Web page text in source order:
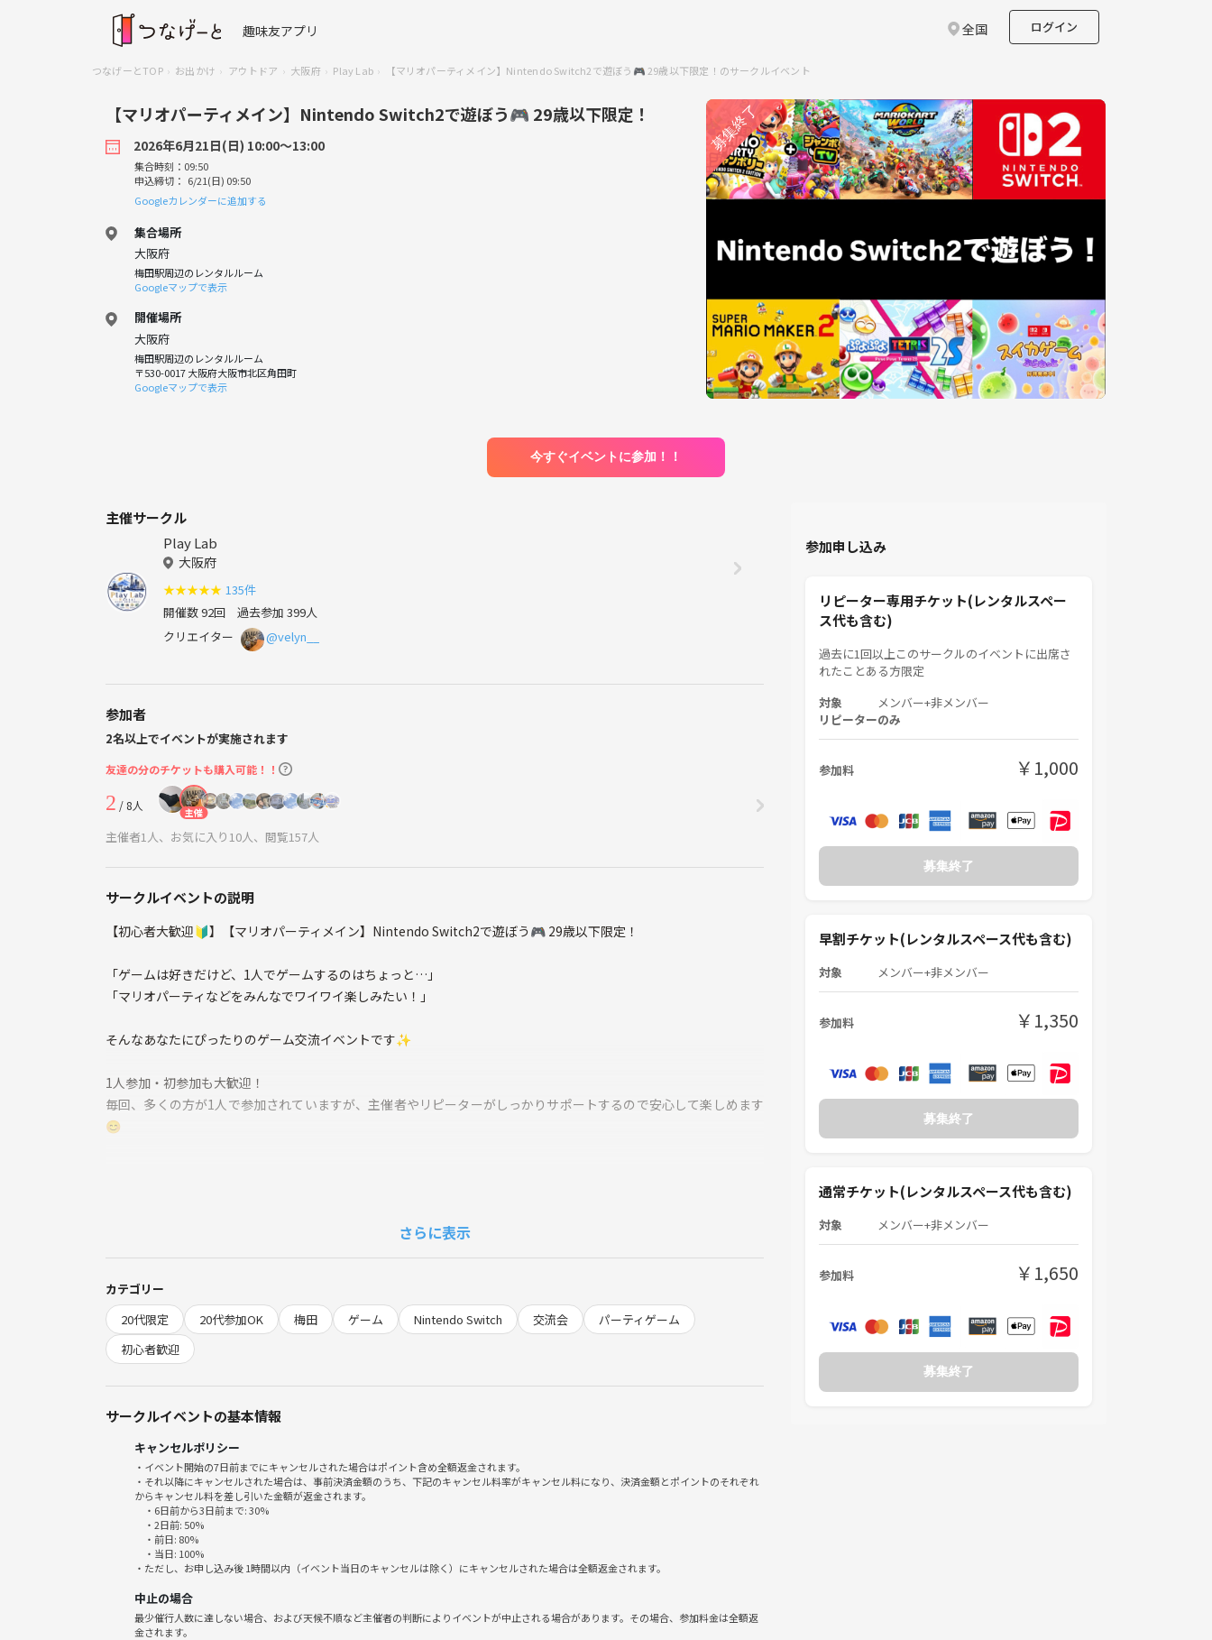
趣味友アプリ 全国 ログイン
つなげーとTOP お出かけ アウトドア 大阪府 Play Lab 【マリオパーティメイン】Nintendo Switch2で遊ぼう🎮 29歳以下限定！のサークルイベント
【マリオパーティメイン】Nintendo Switch2で遊ぼう🎮 29歳以下限定！
2026年6月21日(日) 10:00〜13:00
集合時刻：09:50
申込締切： 6/21(日) 09:50
Googleカレンダーに追加する
集合場所
大阪府
梅田駅周辺のレンタルルーム
Googleマップで表示
開催場所
大阪府
梅田駅周辺のレンタルルーム
〒530-0017 大阪府大阪市北区角田町
Googleマップで表示
今すぐイベントに参加！！
主催サークル
Play Lab
大阪府
★★★★★ 135件
開催数 92回 過去参加 399人
クリエイター
@velyn__
参加者
2名以上でイベントが実施されます
友達の分のチケットも購入可能！！
2 / 8人 主催
主催者1人、お気に入り10人、閲覧157人
サークルイベントの説明
【初心者大歓迎🔰】【マリオパーティメイン】Nintendo Switch2で遊ぼう🎮 29歳以下限定！
「ゲームは好きだけど、1人でゲームするのはちょっと…」
「マリオパーティなどをみんなでワイワイ楽しみたい！」
そんなあなたにぴったりのゲーム交流イベントです✨
1人参加・初参加も大歓迎！
毎回、多くの方が1人で参加されていますが、主催者やリピーターがしっかりサポートするので安心して楽しめます
😊
梅田駅付近のレンタルルーム
（※レンタルルームの場所はイベント当日の朝、参加者の方に別途ご案内します）
🎯 内容
Nintendo Switch2を使ったゲーム交流会
・マリオパーティジャンボリー
・マリオカートワールド
・スーパーマリオメーカー
・ぷよぷよテトリス
・スイカゲーム
ボードゲームではなく、Switchのみのイベントとなります！
参加チケットにレンタルスペース代も含まれております！
※今回レンタルルームでの開催となるため、参加申し込み後のキャンセルはなるべく控えて頂きますよう、よろしく
さらに表示
カテゴリー
20代限定
20代参加OK 梅田 ゲーム Nintendo Switch 交流会
パーティゲーム
初心者歓迎
サークルイベントの基本情報
キャンセルポリシー
・イベント開始の7日前までにキャンセルされた場合はポイント含め全額返金されます。
・それ以降にキャンセルされた場合は、事前決済金額のうち、下記のキャンセル料率がキャンセル料になり、決済金額とポイントのそれぞれ
からキャンセル料を差し引いた金額が返金されます。
・6日前から3日前まで: 30%
・2日前: 50%
・前日: 80%
・当日: 100%
・ただし、お申し込み後 1時間以内（イベント当日のキャンセルは除く）にキャンセルされた場合は全額返金されます。
中止の場合
最少催行人数に達しない場合、および天候不順など主催者の判断によりイベントが中止される場合があります。その場合、参加料金は全額返
金されます。
参加申し込み
リピーター専用チケット(レンタルスペー
ス代も含む)
過去に1回以上このサークルのイベントに出席さ
れたことある方限定
対象 メンバー+非メンバー
リピーターのみ
参加料 ￥1,000
募集終了
早割チケット(レンタルスペース代も含む)
対象 メンバー+非メンバー
参加料 ￥1,350
募集終了
通常チケット(レンタルスペース代も含む)
対象 メンバー+非メンバー
参加料 ￥1,650
募集終了